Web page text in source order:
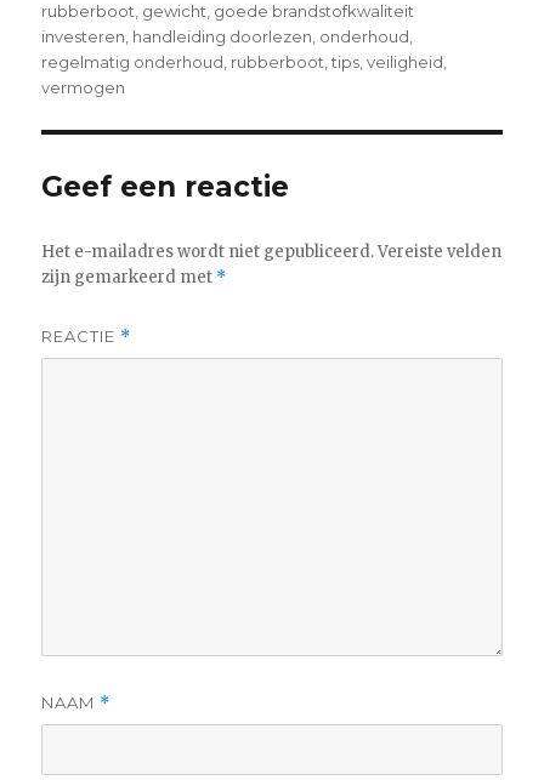
rubberboot gewicht goede brandstofkwaliteit
investeren handleiding doorlezen onderhoud
regelmatig onderhoud rubberboot ,tips ,veiligheid
vermogen
Geef een reactie
Het e-mailadres wordt niet gepubliceerd. Vereiste velden
zijn gemarkeerd met *
REACTIE *
NAAM *